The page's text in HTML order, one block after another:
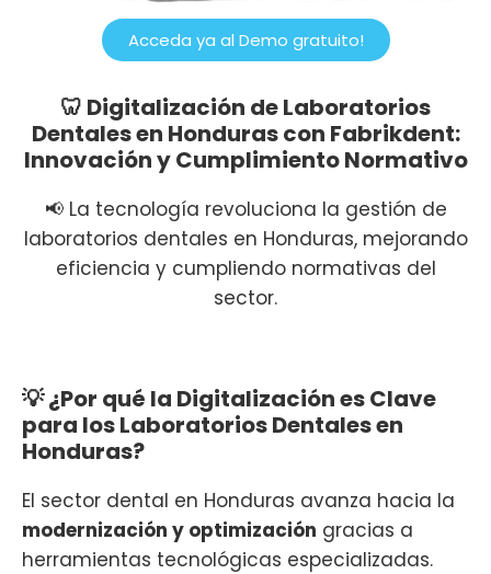
Acceda ya al Demo gratuito!
🦷 Digitalización de Laboratorios
Dentales en Honduras con Fabrikdent:
Innovación y Cumplimiento Normativo
📢 La tecnología revoluciona la gestión de
laboratorios dentales en Honduras, mejorando
eficiencia y cumpliendo normativas del
sector.
💡 ¿Por qué la Digitalización es Clave
para los Laboratorios Dentales en
Honduras?
El sector dental en Honduras avanza hacia la
modernización y optimización gracias a
herramientas tecnológicas especializadas.